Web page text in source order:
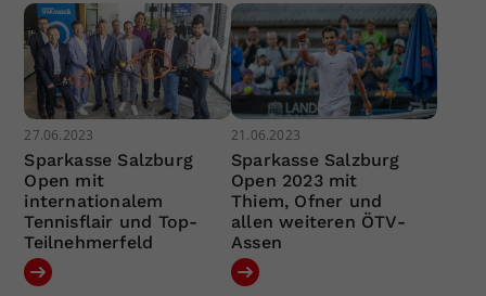
27.06.2023
Sparkasse Salzburg
Open mit
internationalem
Tennisflair und Top-
Teilnehmerfeld
21.06.2023
Sparkasse Salzburg
Open 2023 mit
Thiem, Ofner und
allen weiteren ÖTV-
Assen